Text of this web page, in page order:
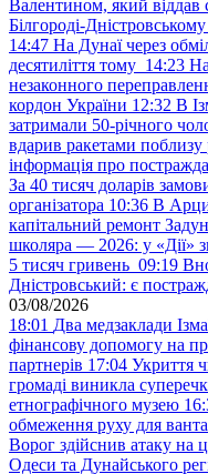
Валентином, який віддав
Білгороді-
14:47 На Дунаї через
десятиліття тому 14:23
незаконного
кордон України 12:32 В
затримали 50-річного
вдарив ракетами поблизу
інформація про
За 40 тисяч доларів
організатора 10:36 В
капітальний ремонт
школяра — 2026: у «Дії»
5 тисяч гривень 09:19
Дністровський: є
03/08/2026
18:01 Два медзаклади
фінансову допомогу на
партнерів 17:04 Укриття
громаді виникла
етнографічного музею
обмеження руху для
Ворог здійснив атаку на
Одеси та Дунайського